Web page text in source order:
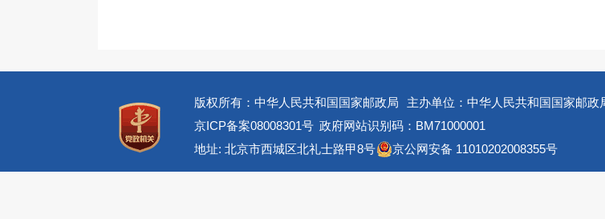
版权所有：中华人民共和国国家邮政局
主办单位：中华人民共和国国家邮政
京ICP备案08008301号 政府网站识别码：BM71000001
地址: 北京市西城区北礼士路甲8号
京公网安备 11010202008355号